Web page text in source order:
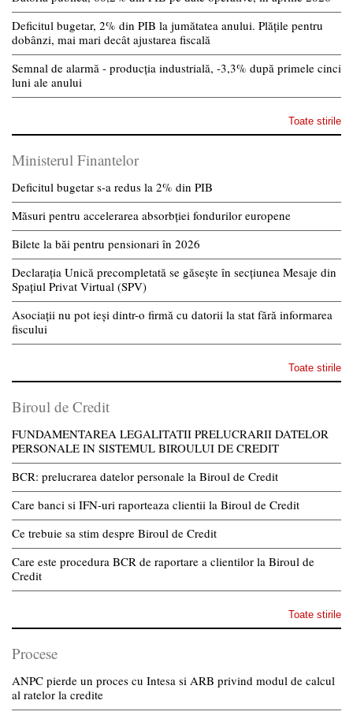
Deficitul bugetar, 2% din PIB la jumătatea anului. Plățile pentru
dobânzi, mai mari decât ajustarea fiscală
Semnal de alarmă - producția industrială, -3,3% după primele cinci
luni ale anului
Toate stirile
Ministerul Finantelor
Deficitul bugetar s-a redus la 2% din PIB
Măsuri pentru accelerarea absorbției fondurilor europene
Bilete la băi pentru pensionari în 2026
Declarația Unică precompletată se găsește în secțiunea Mesaje din
Spațiul Privat Virtual (SPV)
Asociații nu pot ieși dintr-o firmă cu datorii la stat fără informarea
fiscului
Toate stirile
Biroul de Credit
FUNDAMENTAREA LEGALITATII PRELUCRARII DATELOR
PERSONALE IN SISTEMUL BIROULUI DE CREDIT
BCR: prelucrarea datelor personale la Biroul de Credit
Care banci si IFN-uri raporteaza clientii la Biroul de Credit
Ce trebuie sa stim despre Biroul de Credit
Care este procedura BCR de raportare a clientilor la Biroul de
Credit
Toate stirile
Procese
ANPC pierde un proces cu Intesa si ARB privind modul de calcul
al ratelor la credite